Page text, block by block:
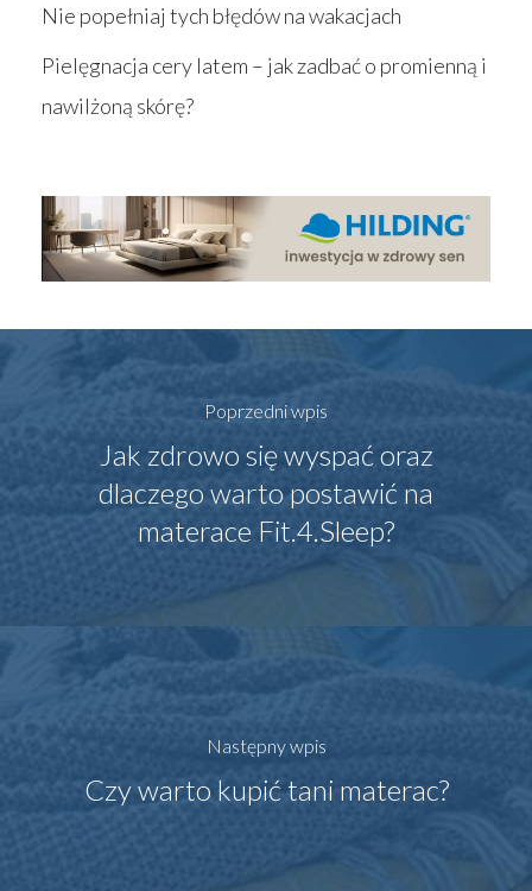
Nie popełniaj tych błędów na wakacjach
Pielęgnacja cery latem – jak zadbać o promienną i
nawilżoną skórę?
Poprzedni wpis
Jak zdrowo się wyspać oraz
dlaczego warto postawić na
materace Fit.4.Sleep?
Następny wpis
Czy warto kupić tani materac?